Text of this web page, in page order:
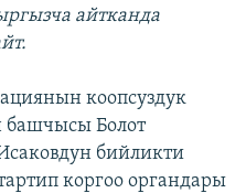
айтканда
коопсуздук
башчысы Болот
бийликти
коргоо органдары